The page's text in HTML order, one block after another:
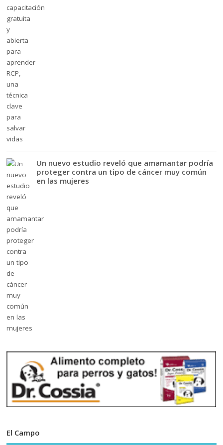
Un nuevo estudio reveló que amamantar podría
proteger contra un tipo de cáncer muy común
en las mujeres
El Campo